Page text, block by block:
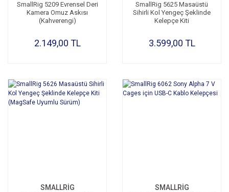
SmallRig 5209 Evrensel Deri
Kamera Omuz Askısı
(Kahverengi)
2.149,00 TL
SmallRig 5625 Masaüstü
Sihirli Kol Yengeç Şeklinde
Kelepçe Kiti
3.599,00 TL
SMALLRİG SMALLRİG